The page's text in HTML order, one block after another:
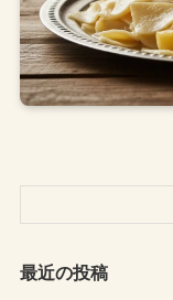
最近の投稿